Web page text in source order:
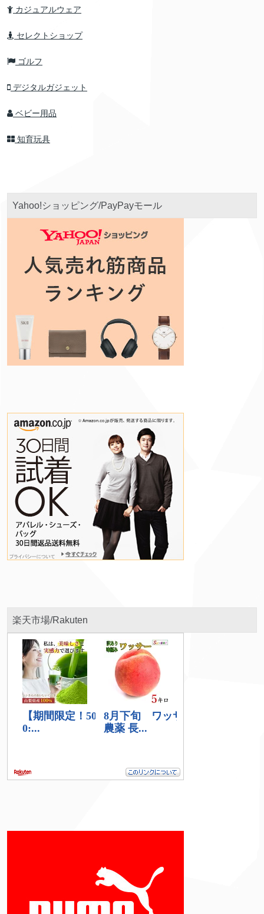
カジュアルウェア
セレクトショップ
ゴルフ
デジタルガジェット
ベビー用品
知育玩具
Yahoo!ショッピング/PayPayモール
楽天市場/Rakuten